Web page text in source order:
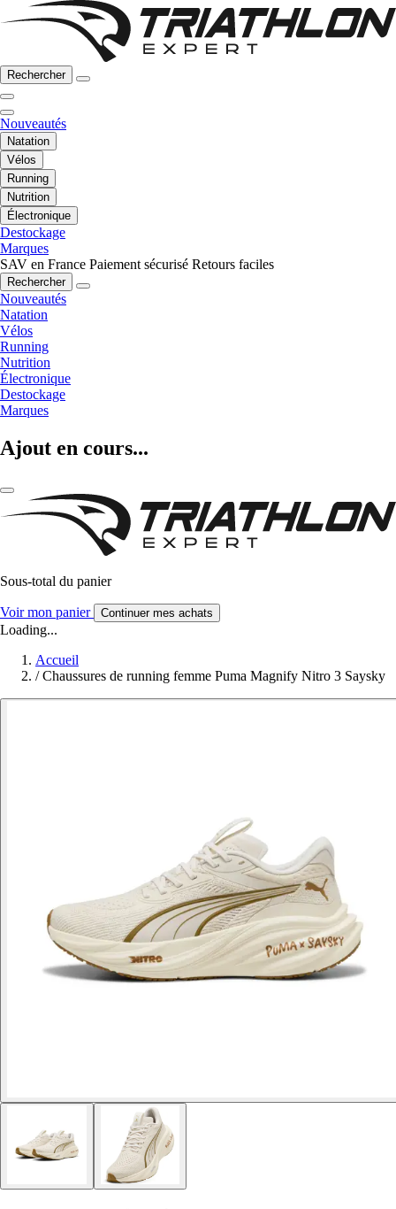
Rechercher
Nouveautés
Natation
Vélos
Running
Nutrition
Électronique
Destockage
Marques
SAV en France Paiement sécurisé Retours faciles
Rechercher
Nouveautés
Natation
Vélos
Running
Nutrition
Électronique
Destockage
Marques
Ajout en cours...
Sous-total du panier
Voir mon panier Continuer mes achats
Loading...
Accueil
/ Chaussures de running femme Puma Magnify Nitro 3 Saysky